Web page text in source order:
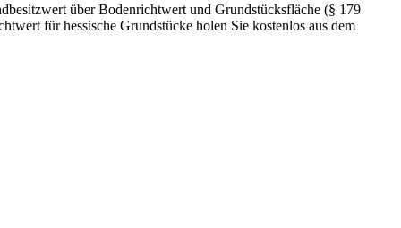
über Bodenrichtwert und Grundstücksfläche (§ 179
für hessische Grundstücke holen Sie kostenlos aus dem